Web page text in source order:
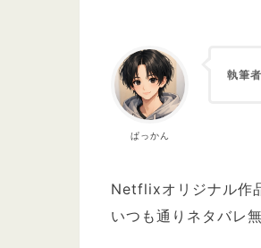
ぱっかん
執筆
Netflixオリジナル作
いつも通りネタバレ